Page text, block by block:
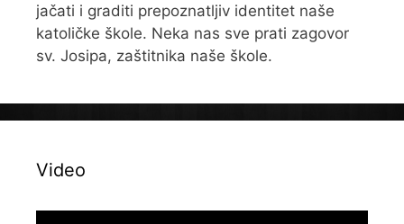
jačati i graditi prepoznatljiv identitet naše
katoličke škole. Neka nas sve prati zagovor
sv. Josipa, zaštitnika naše škole.
Video